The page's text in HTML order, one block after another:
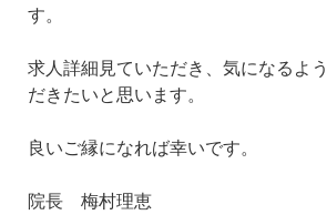
す。
求人詳細見ていただき、気になるよ
だきたいと思います。
良いご縁になれば幸いです。
院長 梅村理恵